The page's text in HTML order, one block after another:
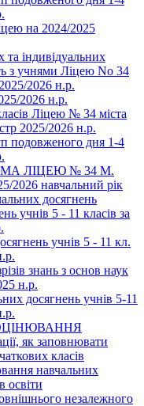
на 2024/2025
індивідуальних
з учнями Ліцею No 34
2026 н.р.
2026 н.р.
Ліцею № 34 міста
2025/2026 н.р.
подовженого дня 1-4
ЛІЦЕЮ № 34 М.
навчальний рік
досягнень
учнів 5 - 11 класів за
учнів 5 - 11 кл.
знань з основ наук
н.р.
досягнень учнів 5-11
як заповнювати
класів
навчальних
освіти
незалежного